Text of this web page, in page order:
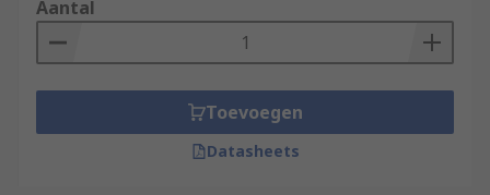
Aantal
Toevoegen
Datasheets